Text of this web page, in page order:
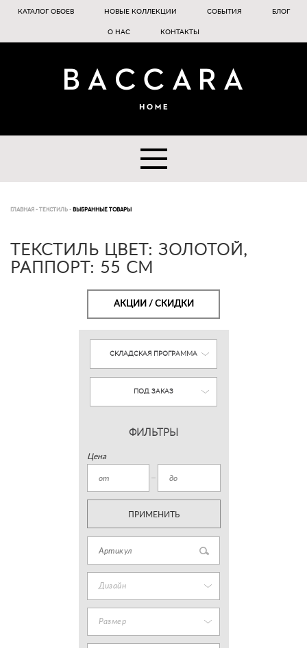
КАТАЛОГ ОБОЕВ НОВЫЕ КОЛЛЕКЦИИ СОБЫТИЯ БЛОГ
О НАС КОНТАКТЫ
ГЛАВНАЯ - ТЕКСТИЛЬ - ВЫБРАННЫЕ ТОВАРЫ
ТЕКСТИЛЬ ЦВЕТ: ЗОЛОТОЙ,
РАППОРТ: 55 СМ
АКЦИИ / СКИДКИ
СКЛАДСКАЯ ПРОГРАММА
ПОД ЗАКАЗ
ФИЛЬТРЫ
Цена
ПРИМЕНИТЬ
Дизайн
Размер